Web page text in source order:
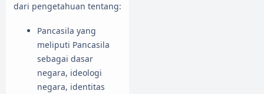
dari pengetahuan tentang:
Pancasila yang
meliputi Pancasila
sebagai dasar
negara, ideologi
negara, identitas